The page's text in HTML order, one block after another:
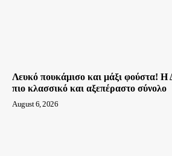
Λευκό πουκάμισο και μάξι φούστα!
πιο κλασσικό και αξεπέραστο σύνολο
August 6, 2026